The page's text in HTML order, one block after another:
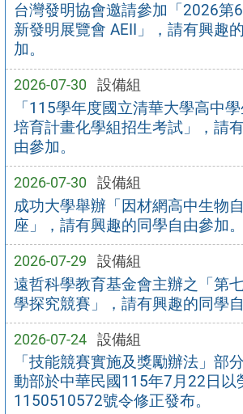
台灣發明協會邀請參加「2026第
新發明展覽會 AEII」，請有興趣
加。
2026-07-30 設備組
「115學年度國立清華大學高中
培育計畫化學組招生考試」，請
由參加。
2026-07-30 設備組
成功大學舉辦「因材網高中生物
座」，請有興趣的同學自由參加。
2026-07-29 設備組
遠哲科學教育基金會主辦之「第
學探究競賽」，請有興趣的同學自
2026-07-24 設備組
「技能競賽實施及獎勵辦法」部
動部於中華民國115年7月22日以
1150510572號令修正發布。